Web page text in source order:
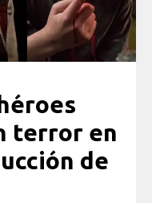
terror en
de